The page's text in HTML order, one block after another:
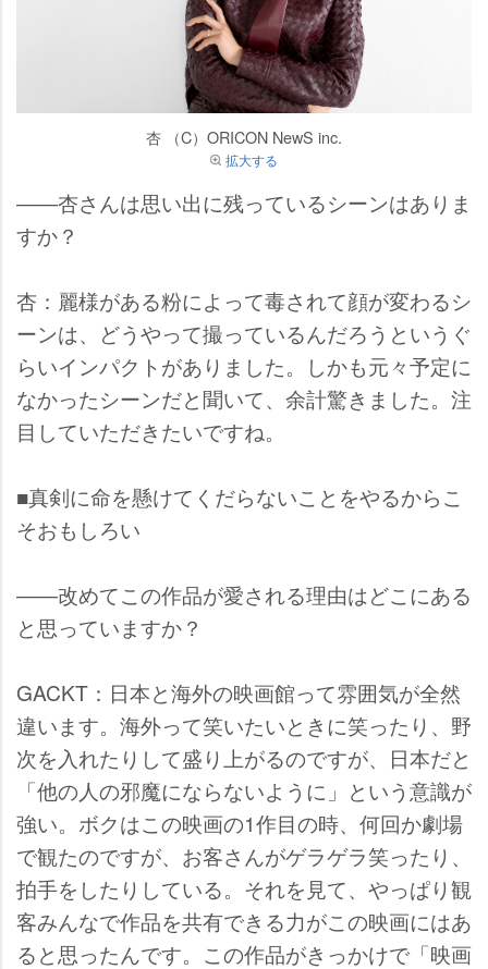
杏 （C）ORICON NewS inc.
拡大する
――杏さんは思い出に残っているシーンはありま
すか？
杏：麗様がある粉によって毒されて顔が変わるシ
ーンは、どうやって撮っているんだろうというぐ
らいインパクトがありました。しかも元々予定に
なかったシーンだと聞いて、余計驚きました。注
目していただきたいですね。
■真剣に命を懸けてくだらないことをやるからこ
そおもしろい
――改めてこの作品が愛される理由はどこにある
と思っていますか？
GACKT：日本と海外の映画館って雰囲気が全然
違います。海外って笑いたいときに笑ったり、野
次を入れたりして盛り上がるのですが、日本だと
「他の人の邪魔にならないように」という意識が
強い。ボクはこの映画の1作目の時、何回か劇場
で観たのですが、お客さんがゲラゲラ笑ったり、
拍手をしたりしている。それを見て、やっぱり観
客みんなで作品を共有できる力がこの映画にはあ
ると思ったんです。この作品がきっかけで「映画